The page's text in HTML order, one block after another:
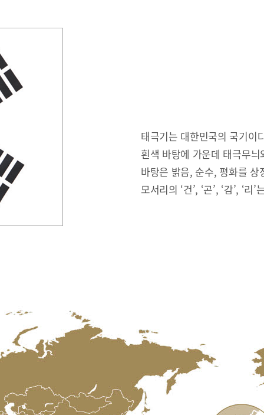
태극기는 대한민국의 국기이
흰색 바탕에 가운데 태극무
바탕은 밝음, 순수, 평화를 상
모서리의 ‘건’, ‘곤’, ‘감’, ‘